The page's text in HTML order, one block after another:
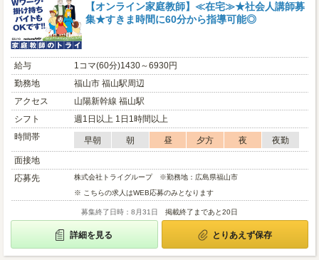
【オンライン家庭教師】≪在宅≫★社会人講師募
集★すきま時間に60分から指導可能◎
給与
1コマ(60分)1430～6930円
勤務地
福山市 福山駅周辺
アクセス
山陽新幹線 福山駅
シフト
週1日以上 1日1時間以上
時間帯
早朝 朝 昼 夕方 夜
夜勤
面接地
応募先
株式会社トライグループ ※勤務地：広島県福山市
※ こちらの求人はWEB応募のみとなります
募集終了日時：8月31日 掲載終了まであと20日
詳細を見る とりあえず保存